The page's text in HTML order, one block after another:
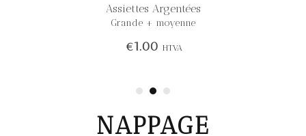
Assiettes Argentées
Grande + moyenne
€1.00 HTVA
NAPPAGE